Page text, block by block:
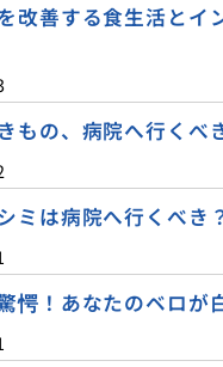
改善する食生活とイ
もの、病院へ行くべ
ミは病院へ行くべき
愕！あなたのベロが